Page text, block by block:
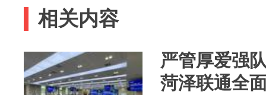
相关内容
严管厚爱强
菏泽联通全